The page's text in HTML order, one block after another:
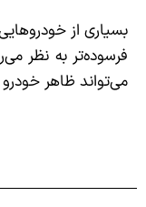
بسیاری از
فرسوده‌تر به نظر
می‌تواند ظاهر